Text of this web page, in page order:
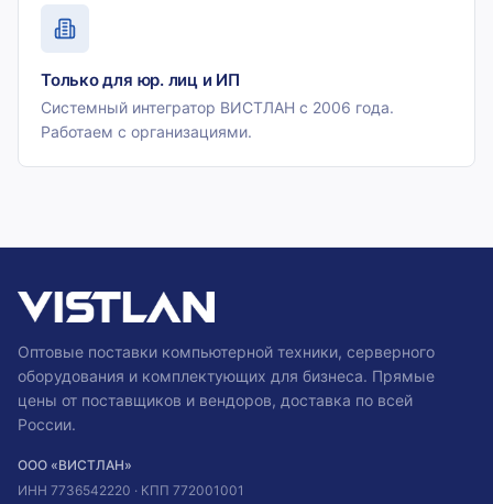
Только для юр. лиц и ИП
Системный интегратор ВИСТЛАН с 2006 года.
Работаем с организациями.
Оптовые поставки компьютерной техники, серверного
оборудования и комплектующих для бизнеса. Прямые
цены от поставщиков и вендоров, доставка по всей
России.
ООО «ВИСТЛАН»
ИНН 7736542220 · КПП 772001001